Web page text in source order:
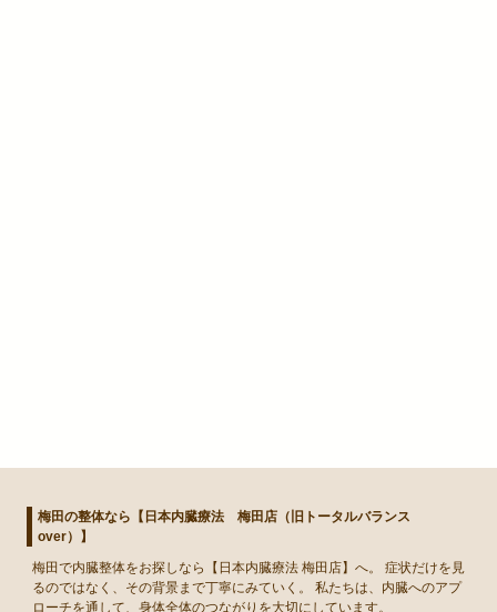
梅田の整体なら【日本内臓療法 梅田店（旧トータルバランス
over）】
梅田で内臓整体をお探しなら【日本内臓療法 梅田店】へ。 症状だけを見
るのではなく、その背景まで丁寧にみていく。 私たちは、内臓へのアプ
ローチを通して、身体全体のつながりを大切にしています。